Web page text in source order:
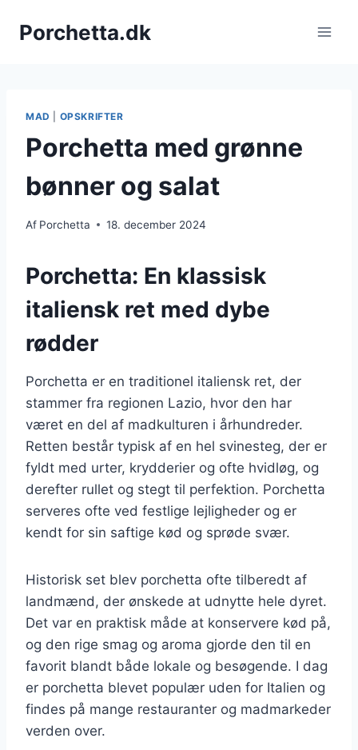
Porchetta.dk
MAD OPSKRIFTER
Porchetta med grønne
bønner og salat
Af Porchetta 18. december 2024
Porchetta: En klassisk
italiensk ret med dybe
rødder
Porchetta er en traditionel italiensk ret, der
stammer fra regionen Lazio, hvor den har
været en del af madkulturen i århundreder.
Retten består typisk af en hel svinesteg, der er
fyldt med urter, krydderier og ofte hvidløg, og
derefter rullet og stegt til perfektion. Porchetta
serveres ofte ved festlige lejligheder og er
kendt for sin saftige kød og sprøde svær.
Historisk set blev porchetta ofte tilberedt af
landmænd, der ønskede at udnytte hele dyret.
Det var en praktisk måde at konservere kød på,
og den rige smag og aroma gjorde den til en
favorit blandt både lokale og besøgende. I dag
er porchetta blevet populær uden for Italien og
findes på mange restauranter og madmarkeder
verden over.